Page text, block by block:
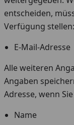
entscheiden,
Verfügung stellen:
E-Mail-Adresse
Alle weiteren
Angaben
Adresse, wenn
Name